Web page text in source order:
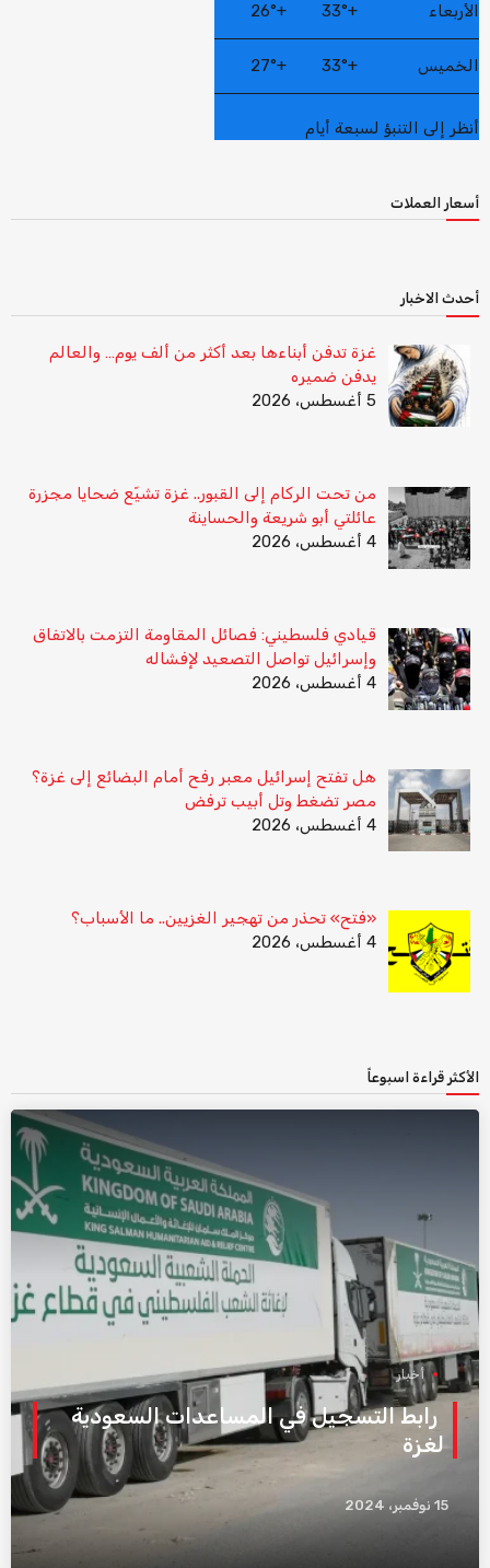
الأربعاء +
33°
+
26°
الخميس +
33°
+
27°
أنظر إلى التنبؤ لسبعة أيام
أسعار العملات
أحدث الاخبار
غزة تدفن أبناءها بعد أكثر من ألف يوم… والعالم
يدفن ضميره
5 أغسطس، 2026
من تحت الركام إلى القبور.. غزة تشيّع ضحايا مجزرة
عائلتي أبو شريعة والحساينة
4 أغسطس، 2026
قيادي فلسطيني: فصائل المقاومة التزمت بالاتفاق
وإسرائيل تواصل التصعيد لإفشاله
4 أغسطس، 2026
هل تفتح إسرائيل معبر رفح أمام البضائع إلى غزة؟
مصر تضغط وتل أبيب ترفض
4 أغسطس، 2026
«فتح» تحذر من تهجير الغزيين.. ما الأسباب؟
4 أغسطس، 2026
الأكثر قراءة اسبوعاً
أخبار
رابط التسجيل في المساعدات السعودية
لغزة
15 نوفمبر، 2024